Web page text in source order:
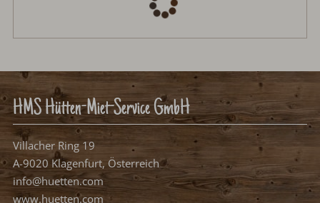
keine Auswahl
Anreisetag wählen
Bitte wählen Sie Ihren Anreisetag.
frei, mögliches Anreisedatum
frei, kein Anreisedatum belegt